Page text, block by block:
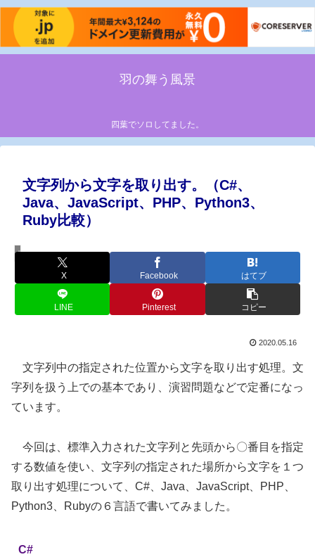
羽の舞う風景
四葉でソロしてました。
文字列から文字を取り出す。（C#、
Java、JavaScript、PHP、Python3、
Ruby比較）
プログラミング
X Facebook はてブ
LINE Pinterest コピー
2020.05.16
文字列中の指定された位置から文字を取り出す処理。文
字列を扱う上での基本であり、演習問題などで定番になっ
ています。
今回は、標準入力された文字列と先頭から〇番目を指定
する数値を使い、文字列の指定された場所から文字を１つ
取り出す処理について、C#、Java、JavaScript、PHP、
Python3、Rubyの６言語で書いてみました。
C#